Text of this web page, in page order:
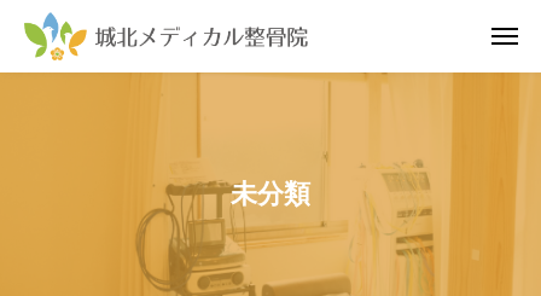
未分類